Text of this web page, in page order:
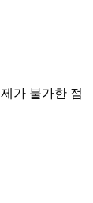
가 불가한 점